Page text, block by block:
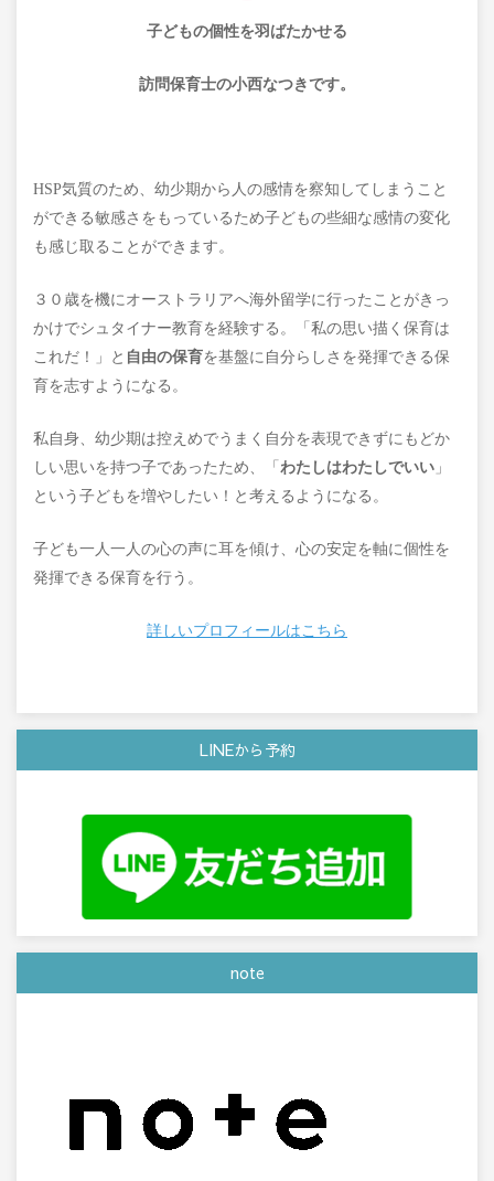
子どもの個性を羽ばたかせる
訪問保育士の小西なつきです。
HSP気質のため、幼少期から人の感情を察知してしまうこと
ができる敏感さをもっているため子どもの些細な感情の変化
も感じ取ることができます。
３０歳を機にオーストラリアへ海外留学に行ったことがきっ
かけでシュタイナー教育を経験する。
「私の思い描く保育は
これだ！」と 自由の保育を基盤に自分らしさを発揮できる保
育を志すようになる。
私自身、幼少期は控えめでうまく自分を表現できずにもどか
しい思いを持つ子であったため、「 わたしはわたしでいい 」
という子どもを増やしたい！と考えるようになる。
子ども一人一人の心の声に耳を傾け、心の安定を軸に個性を
発揮できる保育を行う。
詳しいプロフィールはこちら
LINEから予約
note